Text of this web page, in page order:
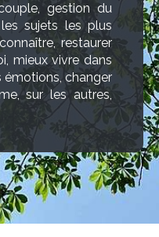
gestion du
sujets les plus
restaurer
mieux vivre dans
émotions, changer
sur les autres,